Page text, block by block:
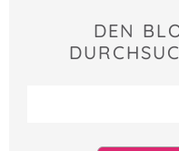
DEN